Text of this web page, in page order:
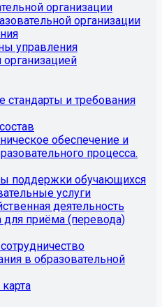
организации
организации
управления
организацией
стандарты и требования
обеспечение и
процесса.
поддержки обучающихся
услуги
деятельность
для приёма (перевода)
в образовательной